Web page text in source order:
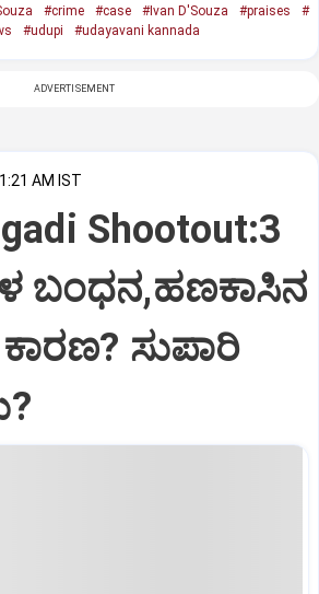
#crime #case #Ivan D'Souza #praises
#
#udupi #udayavani kannada
ADVERTISEMENT
AM IST
Shootout:‌3
ಬಂಧನ,ಹಣಕಾಸಿನ
ಸುಪಾರಿ